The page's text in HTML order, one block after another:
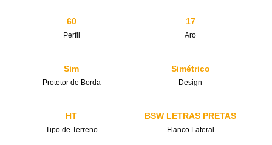
60
Perfil
17
Aro
Sim
Protetor de Borda
Simétrico
Design
HT
Tipo de Terreno
BSW LETRAS PRETAS
Flanco Lateral